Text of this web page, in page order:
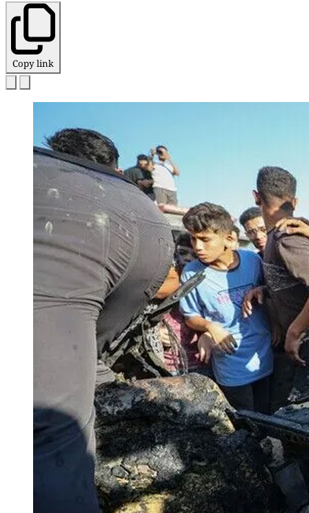
Copy link